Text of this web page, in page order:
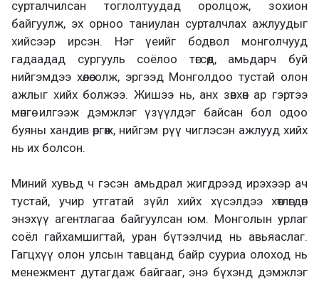
сурталчилсан тоглолтуудад оролцож, зохион
байгуулж, эх орноо таниулан сурталчлах ажлуудыг
хийсээр ирсэн. Нэг үеийг бодвол монголчууд
гадаадад сургууль соёлоо төгсөөд, амьдарч буй
нийгэмдээ хөлөө олж, эргээд Монголдоо тустай олон
ажлыг хийх болжээ. Жишээ нь, анх зөвхөн ар гэртээ
мөнгө илгээж дэмжлэг үзүүлдэг байсан бол одоо
буяны хандив өргөж, нийгэм рүү чиглэсэн ажлууд хийх
нь их болсон.
Миний хувьд ч гэсэн амьдрал жигдрээд ирэхээр ач
тустай, учир утгатай зүйл хийх хүсэлдээ хөтлөгдөн
энэхүү агентлагаа байгуулсан юм. Монголын урлаг
соёл гайхамшигтай, уран бүтээлчид нь авьяаслаг.
Гагцхүү олон улсын тавцанд байр сууриа олоход нь
менежмент дутагдаж байгааг, энэ бүхэнд дэмжлэг